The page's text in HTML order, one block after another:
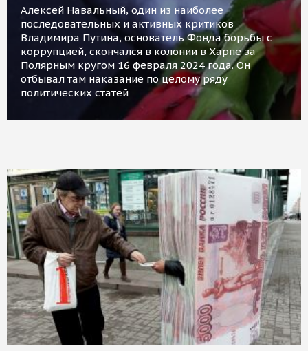
Алексей Навальный, один из наиболее
последовательных и активных критиков
Владимира Путина, основатель Фонда борьбы с
коррупцией, скончался в колонии в Харпе за
Полярным кругом 16 февраля 2024 года. Он
отбывал там наказание по целому ряду
политических статей